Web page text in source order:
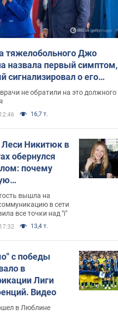
тяжелобольного Джо
назвала первый симптом,
сигнализировал о его
раке
не обратили на это должного
16,7 т.
Леси Никитюк в
обернулся
почему
вышла на
в сети
все точки над "i"
13,4 т.
с победы
в
Лиги
Видео
в Люблине